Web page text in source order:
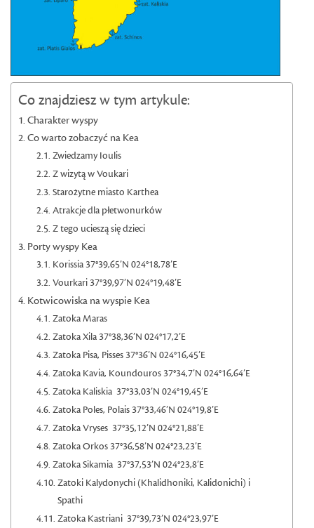
Co znajdziesz w tym artykule:
Charakter wyspy
Co warto zobaczyć na Kea
Zwiedzamy Ioulis
Z wizytą w Voukari
Starożytne miasto Karthea
Atrakcje dla płetwonurków
Z tego ucieszą się dzieci
Porty wyspy Kea
Korissia 37°39,65’N 024°18,78’E
Vourkari 37°39,97’N 024°19,48’E
Kotwicowiska na wyspie Kea
Zatoka Maras
Zatoka Xila 37°38,36’N 024°17,2’E
Zatoka Pisa, Pisses 37°36’N 024°16,45’E
Zatoka Kavia, Koundouros 37°34,7’N 024°16,64’E
Zatoka Kaliskia 37°33,03’N 024°19,45’E
Zatoka Poles, Polais 37°33,46’N 024°19,8’E
Zatoka Vryses 37°35,12’N 024°21,88’E
Zatoka Orkos 37°36,58’N 024°23,23’E
Zatoka Sikamia 37°37,53’N 024°23,8’E
Zatoki Kalydonychi (Khalidhoniki, Kalidonichi) i
Spathi
Zatoka Kastriani 37°39,73’N 024°23,97’E